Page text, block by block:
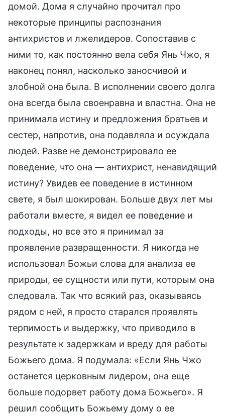
домой. Дома я случайно прочитал про
некоторые принципы распознания
антихристов и лжелидеров. Сопоставив с
ними то, как постоянно вела себя Янь Чжо, я
наконец понял, насколько заносчивой и
злобной она была. В исполнении своего долга
она всегда была своенравна и властна. Она не
принимала истину и предложения братьев и
сестер, напротив, она подавляла и осуждала
людей. Разве не демонстрировало ее
поведение, что она — антихрист, ненавидящий
истину? Увидев ее поведение в истинном
свете, я был шокирован. Больше двух лет мы
работали вместе, я видел ее поведение и
подходы, но все это я принимал за
проявление развращенности. Я никогда не
использовал Божьи слова для анализа ее
природы, ее сущности или пути, которым она
следовала. Так что всякий раз, оказываясь
рядом с ней, я просто старался проявлять
терпимость и выдержку, что приводило в
результате к задержкам и вреду для работы
Божьего дома. Я подумала: «Если Янь Чжо
останется церковным лидером, она еще
больше подорвет работу дома Божьего». Я
решил сообщить Божьему дому о ее